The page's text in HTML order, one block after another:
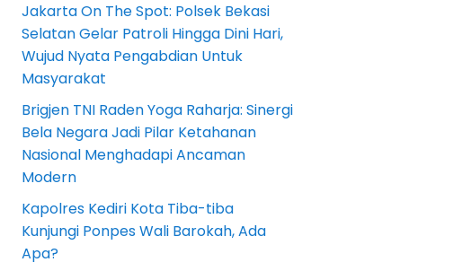
Jakarta On The Spot: Polsek Bekasi
Selatan Gelar Patroli Hingga Dini Hari,
Wujud Nyata Pengabdian Untuk
Masyarakat
Brigjen TNI Raden Yoga Raharja: Sinergi
Bela Negara Jadi Pilar Ketahanan
Nasional Menghadapi Ancaman
Modern
Kapolres Kediri Kota Tiba-tiba
Kunjungi Ponpes Wali Barokah, Ada
Apa?